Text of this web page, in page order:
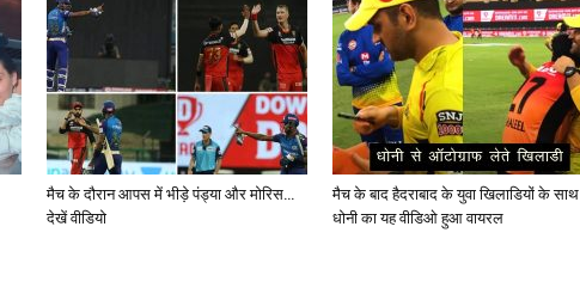
मैच के दौरान आपस में भीड़े पंड्या और मोरिस…
देखें वीडियो
मैच के बाद हैदराबाद के युवा खिलाडियों के साथ
धोनी का यह वीडिओ हुआ वायरल